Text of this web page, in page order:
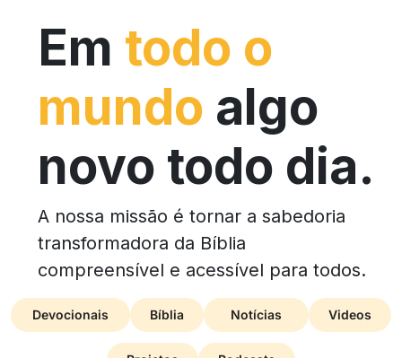
Em todo o
mundo algo
novo todo dia.
A nossa missão é tornar a sabedoria
transformadora da Bíblia
compreensível e acessível para todos.
Devocionais Bíblia Notícias Videos